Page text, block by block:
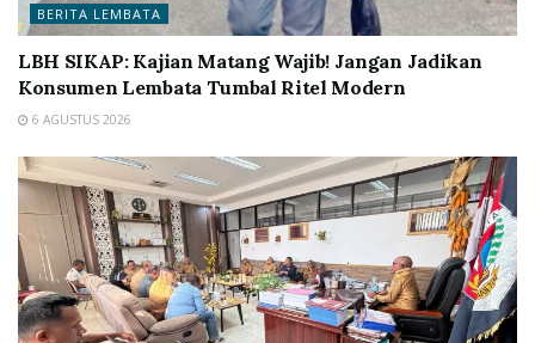
BERITA LEMBATA
LBH SIKAP: Kajian Matang Wajib! Jangan Jadikan
Konsumen Lembata Tumbal Ritel Modern
6 AGUSTUS 2026